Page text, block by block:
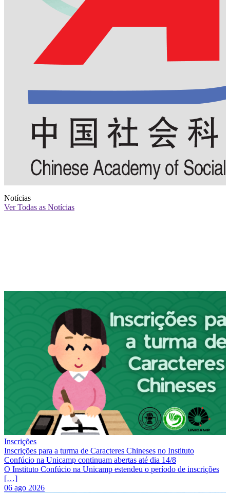
Notícias
Ver Todas as Notícias
Inscrições
Inscrições para a turma de Caracteres Chineses no Instituto
Confúcio na Unicamp continuam abertas até dia 14/8
O Instituto Confúcio na Unicamp estendeu o período de inscrições
[…]
06 ago 2026